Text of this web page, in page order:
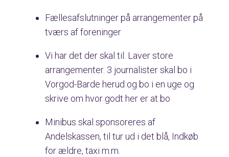
Fællesafslutninger på arrangementer på
tværs af foreninger
Vi har det der skal til. Laver store
arrangementer. 3 journalister skal bo i
Vorgod-Barde herud og bo i en uge og
skrive om hvor godt her er at bo
Minibus skal sponsoreres af
Andelskassen, til tur ud i det blå, Indkøb
for ældre, taxi m.m.